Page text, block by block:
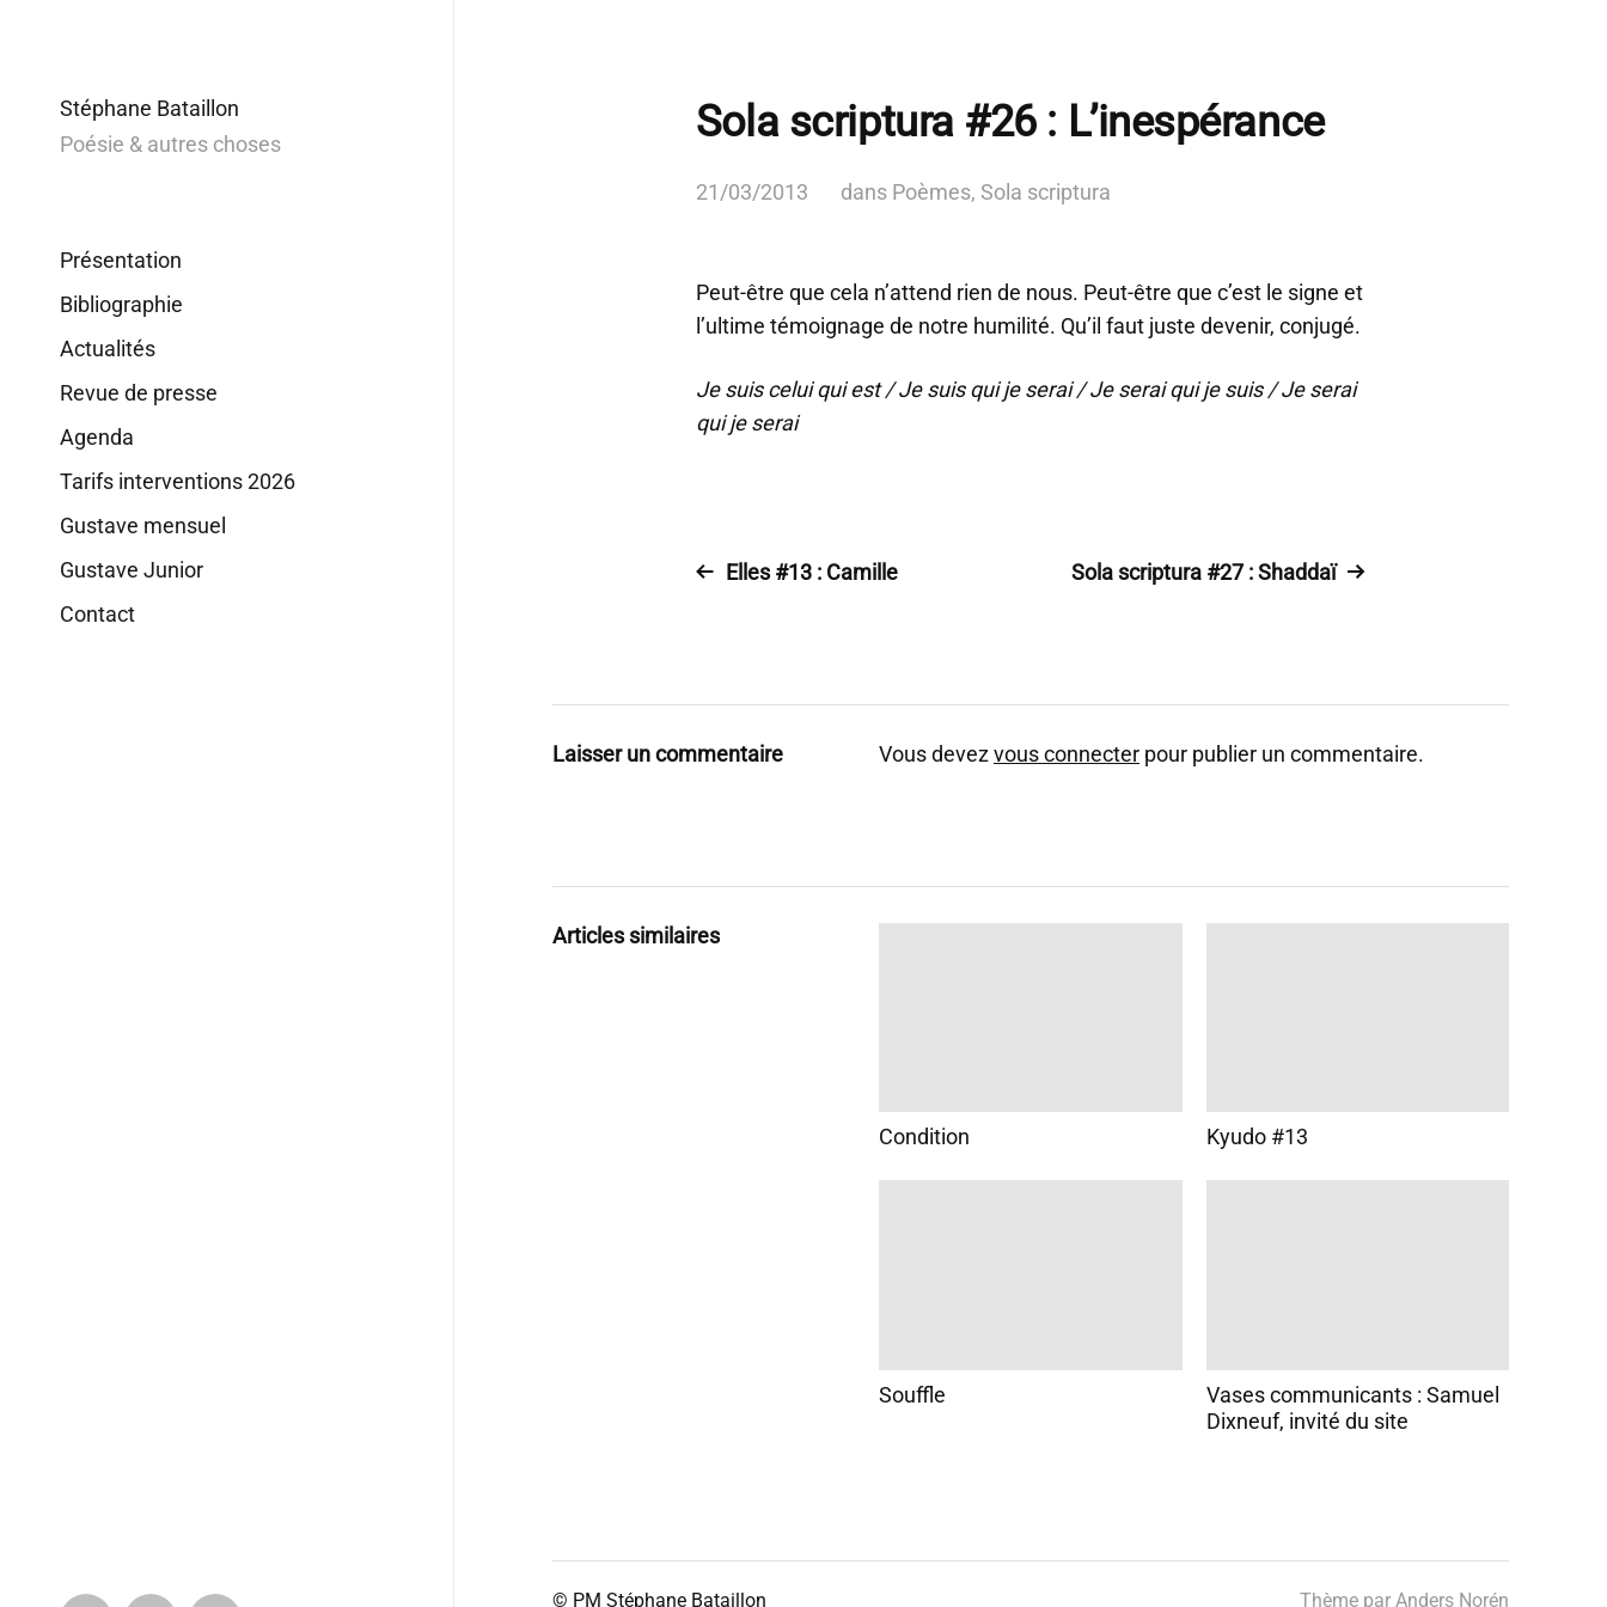
Stéphane Bataillon
Poésie & autres choses
Présentation
Bibliographie
Actualités
Revue de presse
Agenda
Tarifs interventions 2026
Gustave mensuel
Gustave Junior
Contact
Sola scriptura #26 : L’inespérance
21/03/2013 dans Poèmes, Sola scriptura
Peut-être que cela n’attend rien de nous. Peut-être que c’est le signe et
l’ultime témoignage de notre humilité. Qu’il faut juste devenir, conjugé.
Je suis celui qui est / Je suis qui je serai / Je serai qui je suis / Je serai
qui je serai
Elles #13 : Camille Sola scriptura #27 : Shaddaï
Laisser un commentaire Vous devezvous connecter pour publier un commentaire.
Articles similaires
Condition Kyudo #13
Souffle
Vases communicants : Samuel
Dixneuf, invité du site
© PM Stéphane Bataillon Thème par Anders Norén